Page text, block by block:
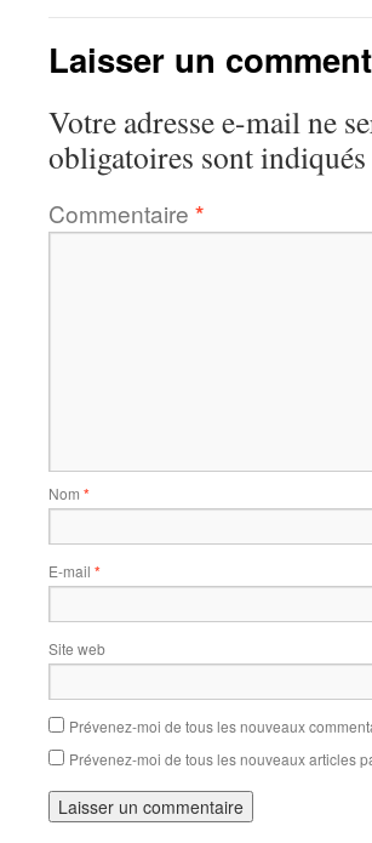
Laisser un
Votre adresse e-mail ne
obligatoires sont indiqués
Commentaire *
Nom *
E-mail *
Site web
Prévenez-moi de tous les nouveaux
Prévenez-moi de tous les nouveaux articles